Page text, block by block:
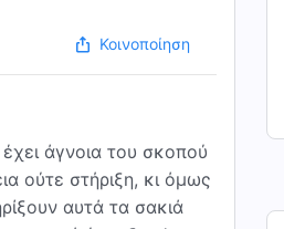
Κοινοποίηση
άγνοια του σκοπού
ούτε στήριξη, κι όμως
αυτά τα σακιά